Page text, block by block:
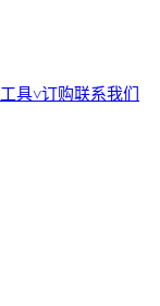
工具˅订购联系我们